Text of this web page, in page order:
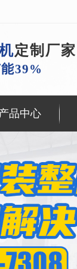
定制厂家
39%
品中心